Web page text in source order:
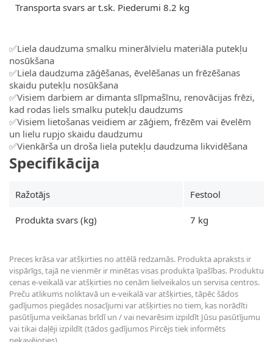
Transporta svars ar t.sk. Piederumi 8.2 kg
✅Liela daudzuma smalku minerālvielu materiāla putekļu
nosūkšana
✅Liela daudzuma zāģēšanas, ēvelēšanas un frēzēšanas
skaidu putekļu nosūkšana
✅Visiem darbiem ar dimanta slīpmašīnu, renovācijas frēzi,
kad rodas liels smalku putekļu daudzums
✅Visiem lietošanas veidiem ar zāģiem, frēzēm vai ēvelēm
un lielu rupjo skaidu daudzumu
✅Vienkārša un droša liela putekļu daudzuma likvidēšana
Specifikācija
Ražotājs Festool
Produkta svars (kg) 7 kg
Preces krāsa var atšķirties no attēlā redzamās. Produkta apraksts ir
vispārīgs, tajā ne vienmēr ir minētas visas produkta īpašības. Produktu
cenas e-veikalā var atšķirties no cenām lielveikalos un servisa centros.
Preču atlikums noliktavā un e-veikalā var atšķirties, tāpēc šādos
gadījumos piegādes nosacījumi var atšķirties no tiem, kas norādīti
pasūtījuma veikšanas brīdī un / vai nevarēsim izpildīt Jūsu pasūtījumu
vai tikai daļēji izpildīt (tādos gadījumos Pircējs tiek informēts